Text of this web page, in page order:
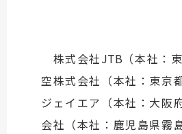
株式会社JTB （本社：
空株式会社（本社：東京
ジェイエア（本社：大阪
会社（本社：鹿児島県霧